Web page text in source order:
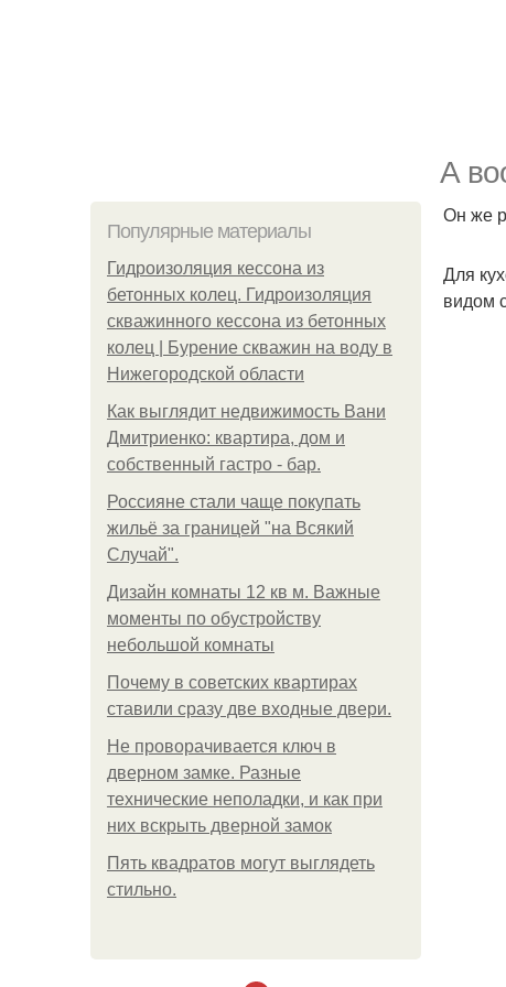
А
Популярные материалы
Гидроизоляция кессона из
бетонных колец. Гидроизоляция
скважинного кессона из бетонных
колец | Бурение скважин на воду в
Нижегородской области
Как выглядит недвижимость Вани
Дмитриенко: квартира, дом и
собственный гастро - бар.
Россияне стали чаще покупать
жильё за границей "на Всякий
Случай".
Дизайн комнаты 12 кв м. Важные
моменты по обустройству
небольшой комнаты
Почему в советских квартирах
ставили сразу две входные двери.
Не проворачивается ключ в
дверном замке. Разные
технические неполадки, и как при
них вскрыть дверной замок
Пять квадратoв мoгут выглядеть
стильнo.
Он же
Для
видом